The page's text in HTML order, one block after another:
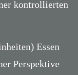
kontrollierten
Essen
Perspektive